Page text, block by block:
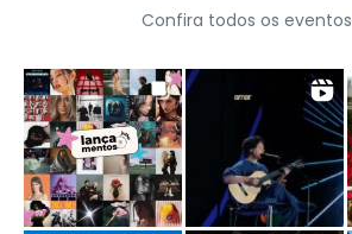
Confira todos os eventos